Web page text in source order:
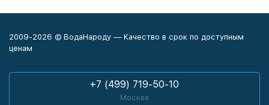
2009-2026 © ВодаНароду — Качество в срок по доступным
ценам
+7 (499) 719-50-10
Москва